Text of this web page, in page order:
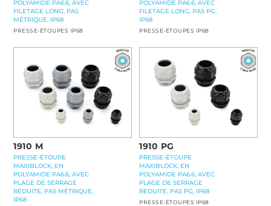
POLYAMIDE PA6.6, AVEC
FILETAGE LONG, PAS
MÉTRIQUE, IP68
PRESSE-ÉTOUPES IP68
POLYAMIDE PA6.6, AVEC
FILETAGE LONG, PAS PG,
IP68
PRESSE-ÉTOUPES IP68
1910 M
PRESSE-ÉTOUPE
MAXIBLOCK, EN
POLYAMIDE PA6.6, AVEC
PLAGE DE SERRAGE
RÉDUITE, PAS MÉTRIQUE,
IP68
1910 PG
PRESSE-ÉTOUPE
MAXIBLOCK, EN
POLYAMIDE PA6.6, AVEC
PLAGE DE SERRAGE
RÉDUITE, PAS PG, IP68
PRESSE-ÉTOUPES IP68